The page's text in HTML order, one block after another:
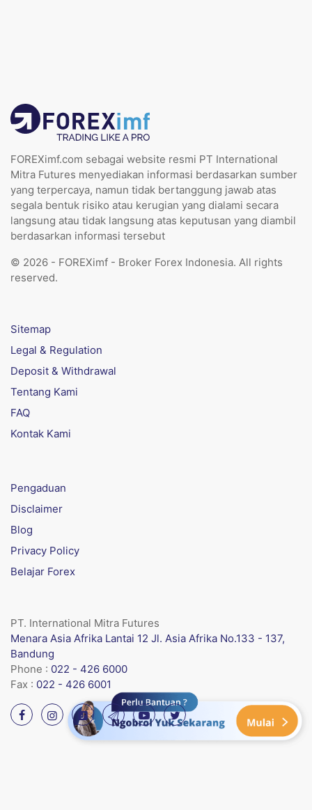
FOREXimf.com sebagai website resmi PT International
Mitra Futures menyediakan informasi berdasarkan sumber
yang terpercaya, namun tidak bertanggung jawab atas
segala bentuk risiko atau kerugian yang dialami secara
langsung atau tidak langsung atas keputusan yang diambil
berdasarkan informasi tersebut
© 2026 - FOREXimf - Broker Forex Indonesia. All rights
reserved.
Sitemap
Legal & Regulation
Deposit & Withdrawal
Tentang Kami
FAQ
Kontak Kami
Pengaduan
Disclaimer
Blog
Privacy Policy
Belajar Forex
PT. International Mitra Futures
Menara Asia Afrika Lantai 12 Jl. Asia Afrika No.133 - 137,
Bandung
Phone : 022 - 426 6000
Fax : 022 - 426 6001